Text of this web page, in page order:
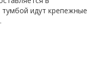
идут крепежные